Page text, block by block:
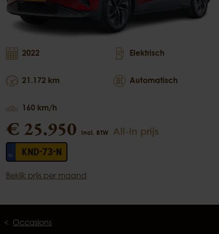
2022
21.172 km
160 km/h
Elektrisch
Automatisch
€ 25.950 Incl. BTW All-in prijs
KND-73-N
Bekijk prijs per maand
Occasions